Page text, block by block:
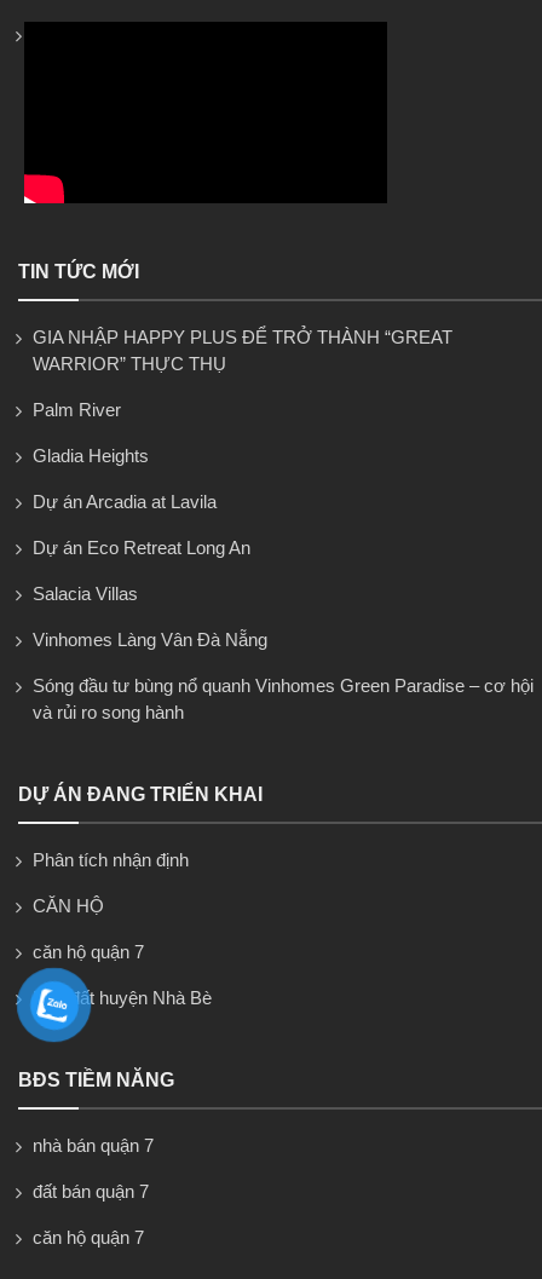
TIN TỨC MỚI
GIA NHẬP HAPPY PLUS ĐỂ TRỞ THÀNH “GREAT
WARRIOR” THỰC THỤ
Palm River
Gladia Heights
Dự án Arcadia at Lavila
Dự án Eco Retreat Long An
Salacia Villas
Vinhomes Làng Vân Đà Nẵng
Sóng đầu tư bùng nổ quanh Vinhomes Green Paradise – cơ hội
và rủi ro song hành
DỰ ÁN ĐANG TRIỂN KHAI
Phân tích nhận định
CĂN HỘ
căn hộ quận 7
Nhà đất huyện Nhà Bè
BĐS TIỀM NĂNG
nhà bán quận 7
đất bán quận 7
căn hộ quận 7